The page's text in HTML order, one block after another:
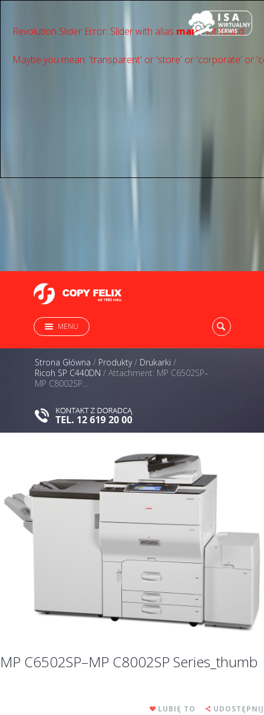
Revolution Slider Error: Slider with alias mainnot found.
Maybe you mean: 'transparent' or 'store' or 'сorporate' or
MENU
Strona Główna / Produkty/ Drukarki /
Ricoh SP C440DN / Attachment: MP C6502SP–
MP C8002SP...
MP C6502SP–MP C8002SP Series_thumb
LUBIĘ TO UDOSTĘPNIJ